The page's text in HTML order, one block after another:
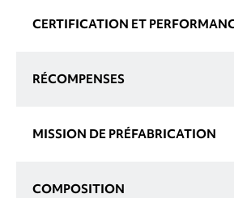
CERTIFICATION ET
RÉCOMPENSES
MISSION DE PRÉFABRICATION
COMPOSITION